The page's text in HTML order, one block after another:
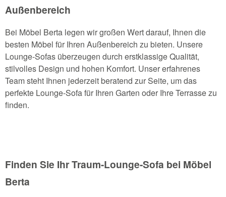
Außenbereich
Bei Möbel Berta legen wir großen Wert darauf, Ihnen die
besten Möbel für Ihren Außenbereich zu bieten. Unsere
Lounge-Sofas überzeugen durch erstklassige Qualität,
stilvolles Design und hohen Komfort. Unser erfahrenes
Team steht Ihnen jederzeit beratend zur Seite, um das
perfekte Lounge-Sofa für Ihren Garten oder Ihre Terrasse zu
finden.
Finden Sie Ihr Traum-Lounge-Sofa bei Möbel
Berta